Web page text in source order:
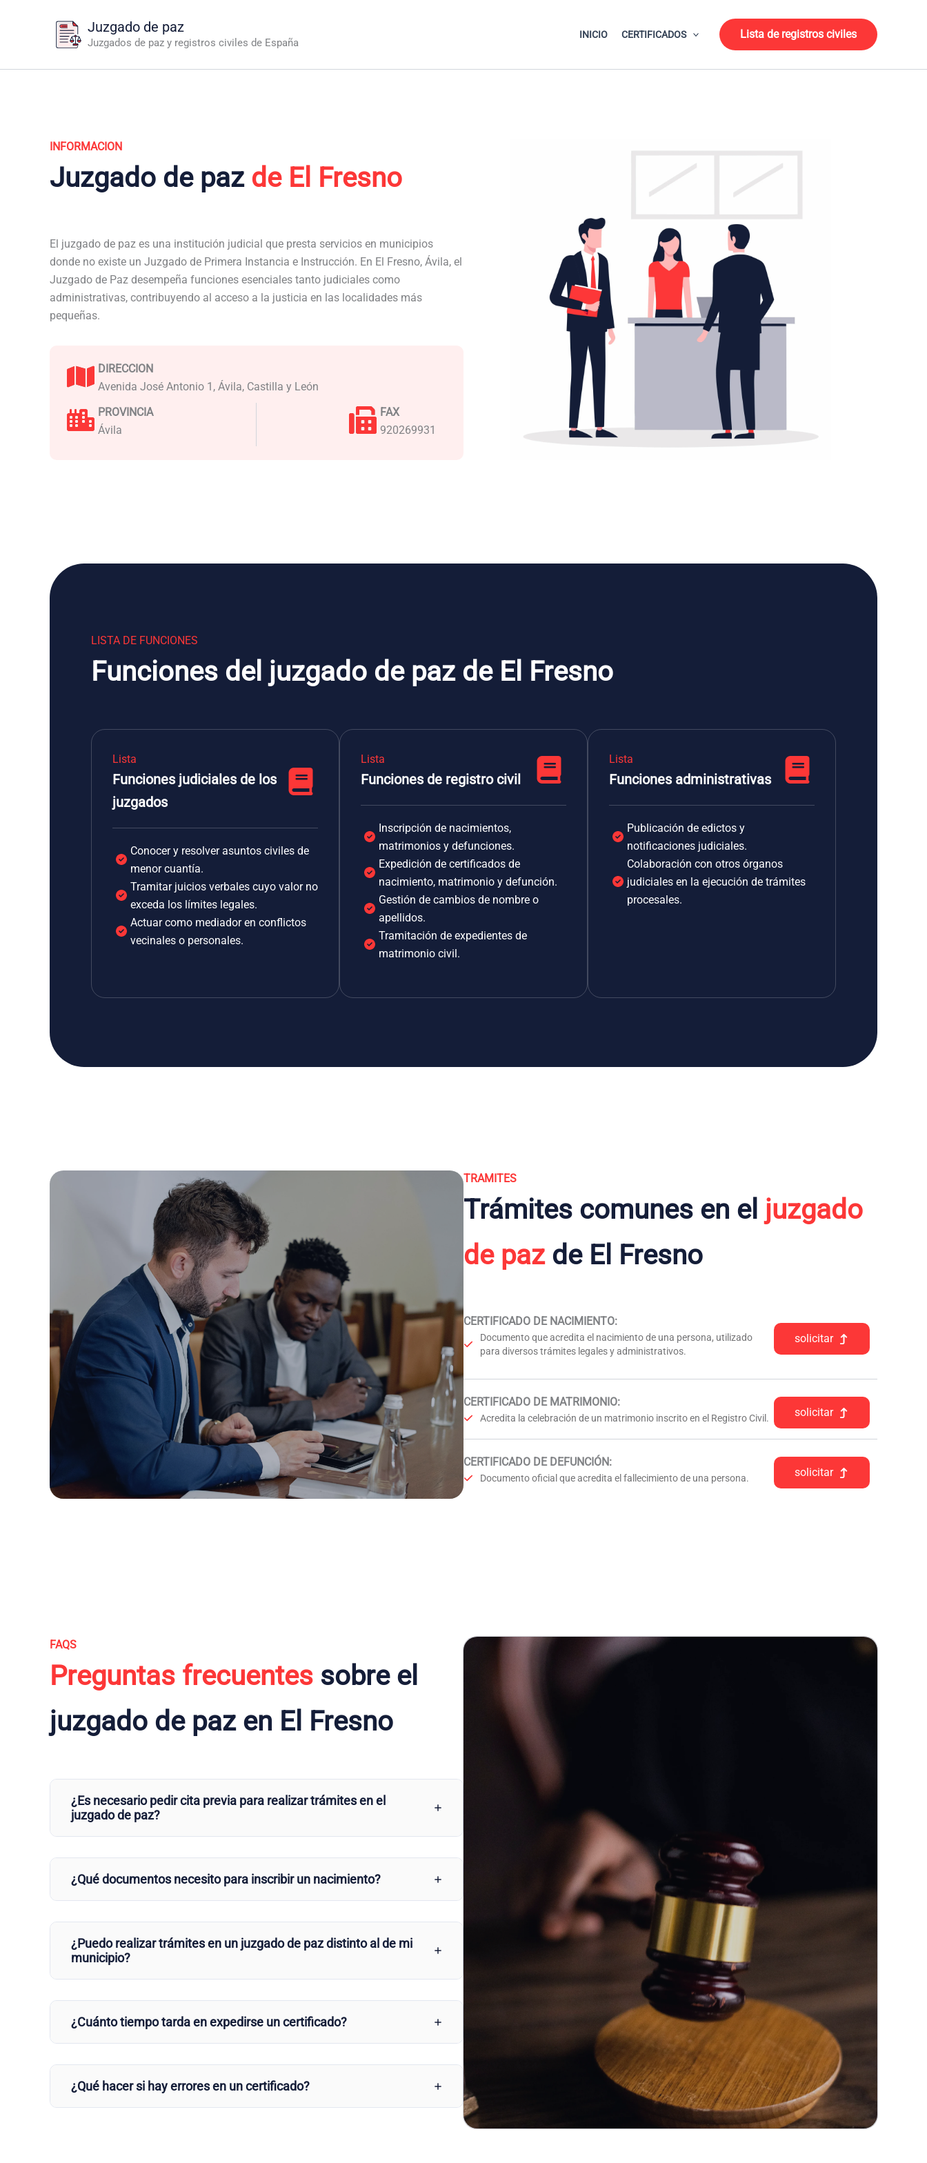
Juzgado de paz
Juzgados de paz y registros civiles de España
INICIO CERTIFICADOS Lista de registros civiles
INFORMACION
Juzgado de paz de El Fresno
El juzgado de paz es una institución judicial que presta servicios en municipios
donde no existe un Juzgado de Primera Instancia e Instrucción. En El Fresno, Ávila, el
Juzgado de Paz desempeña funciones esenciales tanto judiciales como
administrativas, contribuyendo al acceso a la justicia en las localidades más
pequeñas.
DIRECCION
Avenida José Antonio 1, Ávila, Castilla y León
PROVINCIA
Ávila
FAX
920269931
LISTA DE FUNCIONES
Funciones del juzgado de paz de El Fresno
Lista
Funciones judiciales de los
juzgados
Conocer y resolver asuntos civiles de
menor cuantía.
Tramitar juicios verbales cuyo valor no
exceda los límites legales.
Actuar como mediador en conflictos
vecinales o personales.
Lista
Funciones de registro civil
Inscripción de nacimientos,
matrimonios y defunciones.
Expedición de certificados de
nacimiento, matrimonio y defunción.
Gestión de cambios de nombre o
apellidos.
Tramitación de expedientes de
matrimonio civil.
Lista
Funciones administrativas
Publicación de edictos y
notificaciones judiciales.
Colaboración con otros órganos
judiciales en la ejecución de trámites
procesales.
TRAMITES
Trámites comunes en el juzgado
de pazde El Fresno
CERTIFICADO DE NACIMIENTO:
Documento que acredita el nacimiento de una persona, utilizado
para diversos trámites legales y administrativos.
solicitar
CERTIFICADO DE MATRIMONIO:
Acredita la celebración de un matrimonio inscrito en el Registro Civil. solicitar
CERTIFICADO DE DEFUNCIÓN:
Documento oficial que acredita el fallecimiento de una persona. solicitar
FAQS
Preguntas frecuentes sobre el
juzgado de paz en El Fresno
¿Es necesario pedir cita previa para realizar trámites en el
juzgado de paz?
¿Qué documentos necesito para inscribir un nacimiento?
¿Puedo realizar trámites en un juzgado de paz distinto al de mi
municipio?
¿Cuánto tiempo tarda en expedirse un certificado?
¿Qué hacer si hay errores en un certificado?